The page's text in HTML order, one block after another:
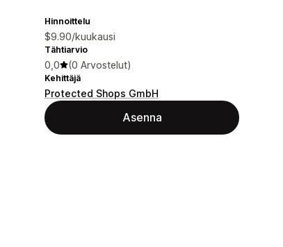
Hinnoittelu
$9.90/kuukausi
Tähtiarvio
0,0 (0 Arvostelut)
Kehittäjä
Protected Shops GmbH
Asenna